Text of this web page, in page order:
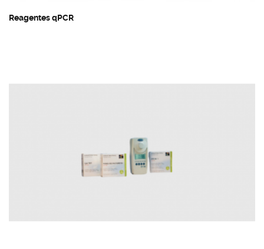
Reagentes qPCR